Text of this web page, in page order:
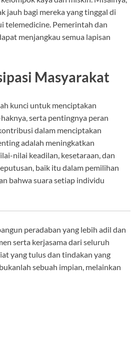
jauh bagi mereka yang tinggal di
telemedicine. Pemerintah dan
menjangkau semua lapisan
Masyarakat
kunci untuk menciptakan
serta pentingnya peran
dalam menciptakan
adalah meningkatkan
nilai keadilan, kesetaraan, dan
baik itu dalam pemilihan
bahwa suara setiap individu
peradaban yang lebih adil dan
serta kerjasama dari seluruh
yang tulus dan tindakan yang
sebuah impian, melainkan